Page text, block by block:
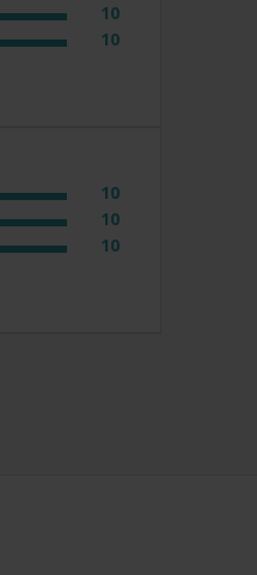
10
10
10
10
10